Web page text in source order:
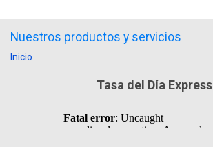
Nuestros productos y servicios
Inicio
Tasa del Día Express